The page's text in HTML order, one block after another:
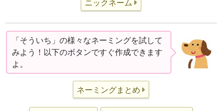
ニックネーム
「そういち」の様々なネーミングを試して
みよう！以下のボタンですぐ作成できます
よ。
ネーミングまとめ